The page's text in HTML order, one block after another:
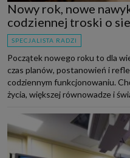
Nowy rok, nowe
codziennej troski o
SPECJALISTA RADZI
Początek nowego roku to dla
czas planów, postanowień i
codziennym funkcjonowaniu.
życia, większej równowadze i